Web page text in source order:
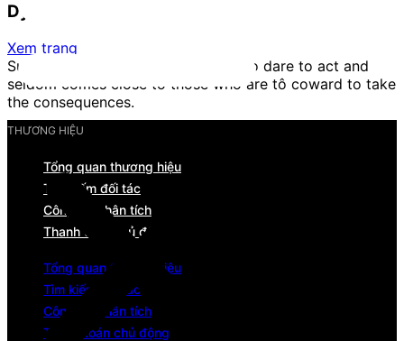
Dynu In Media
Xem trang
Success always comes to those who dare to act and
seldom comes close to those who are tô coward to take
the consequences.
THƯƠNG HIỆU
Tổng quan thương hiệu
Tìm kiếm đối tác
Công cụ phân tích
Thanh toán chủ động
Tổng quan thương hiệu
Tìm kiếm đối tác
Công cụ phân tích
Thanh toán chủ động